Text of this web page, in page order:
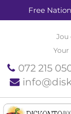
Free
Jou
072 215